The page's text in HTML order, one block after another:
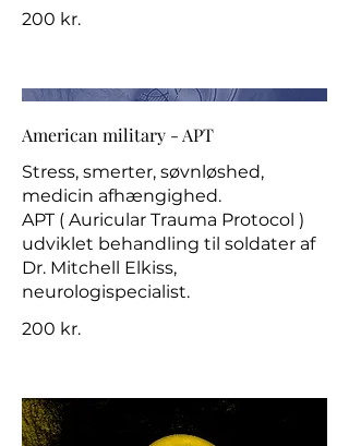
200 kr.
American military - APT
Stress, smerter, søvnløshed,
medicin afhængighed.
APT ( Auricular Trauma Protocol )
udviklet behandling til soldater af
Dr. Mitchell Elkiss,
neurologispecialist.
200 kr.